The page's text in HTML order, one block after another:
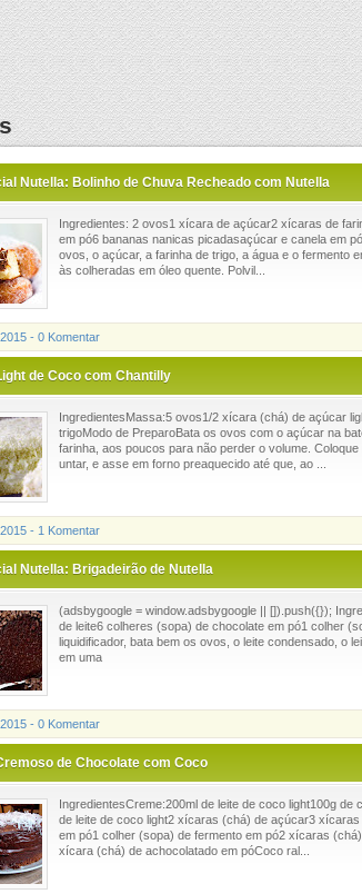
Nutella: Bolinho de Chuva Recheado com Nutella
Ingredientes: 2 ovos1 xícara de açúcar2 xícaras de
em pó6 bananas nanicas picadasaçúcar e canela em
ovos, o açúcar, a farinha de trigo, a água e o fermento
às colheradas em óleo quente. Polvil...
- 0 Komentar
de Coco com Chantilly
IngredientesMassa:5 ovos1/2 xícara (chá) de açúcar
trigoModo de PreparoBata os ovos com o açúcar na
farinha, aos poucos para não perder o volume.
untar, e asse em forno preaquecido até que, ao ...
- 1 Komentar
Nutella: Brigadeirão de Nutella
(adsbygoogle = window.adsbygoogle || []).push({});
de leite6 colheres (sopa) de chocolate em pó1 colher
liquidificador, bata bem os ovos, o leite condensado, o
em uma
- 0 Komentar
de Chocolate com Coco
IngredientesCreme:200ml de leite de coco light100g
de leite de coco light2 xícaras (chá) de açúcar3
em pó1 colher (sopa) de fermento em pó2 xícaras
xícara (chá) de achocolatado em póCoco ral...